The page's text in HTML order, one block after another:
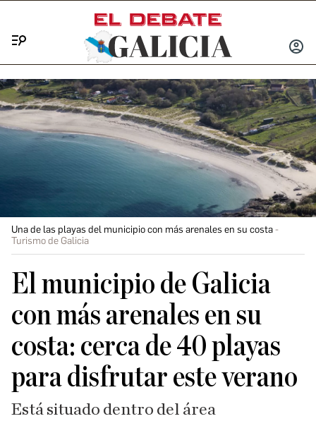
INICIAR
Una de las playas del municipio con más arenales en su costa
Turismo de Galicia
El municipio de Galicia
con más arenales en su
costa: cerca de 40 playas
para disfrutar este verano
Está situado dentro del área